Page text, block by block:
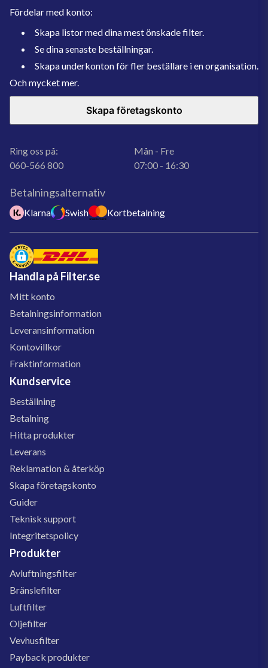
Fördelar med konto:
Skapa listor med dina mest önskade filter.
Se dina senaste beställningar.
Skapa underkonton för fler beställare i en organisation.
Och mycket mer.
Skapa företagskonto
Ring oss på:
060-566 800
Mån - Fre
07:00 - 16:30
Betalningsalternativ
Klarna Swish Kortbetalning
Handla på Filter.se
Mitt konto
Betalningsinformation
Leveransinformation
Kontovillkor
Fraktinformation
Kundservice
Beställning
Betalning
Hitta produkter
Leverans
Reklamation & återköp
Skapa företagskonto
Guider
Teknisk support
Integritetspolicy
Produkter
Avluftningsfilter
Bränslefilter
Luftfilter
Oljefilter
Vevhusfilter
Payback produkter